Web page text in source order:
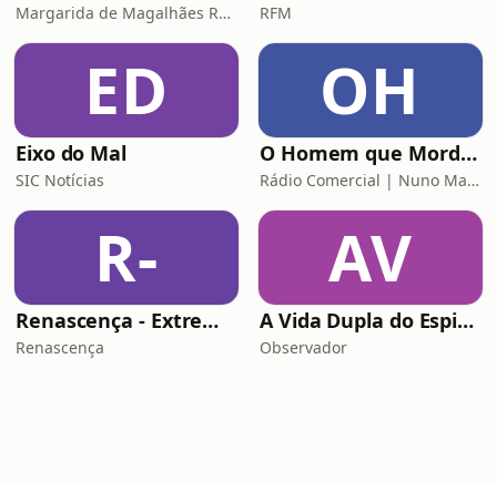
Margarida de Magalhães Ramalho e Lourenço Pereira Coutinho RFM
ED
Eixo do Mal
SIC Notícias
OH
O Homem que Mordeu o Cão
Rádio Comercial | Nuno Markl
R-
Renascença - Extremamente Desagradável
Renascença
AV
A Vida Dupla do Espião Traidor
Observador